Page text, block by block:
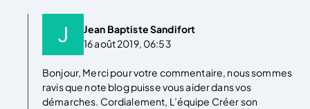
Jean Baptiste Sandifort
16 août 2019, 06:53
Bonjour, Merci pour votre commentaire, nous sommes
ravis que note blog puisse vous aider dans vos
démarches. Cordialement, L’équipe Créer son